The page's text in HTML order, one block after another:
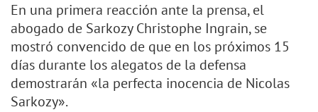
En una primera reacción ante la prensa, el
abogado de Sarkozy Christophe Ingrain, se
mostró convencido de que en los próximos 15
días durante los alegatos de la defensa
demostrarán «la perfecta inocencia de Nicolas
Sarkozy».